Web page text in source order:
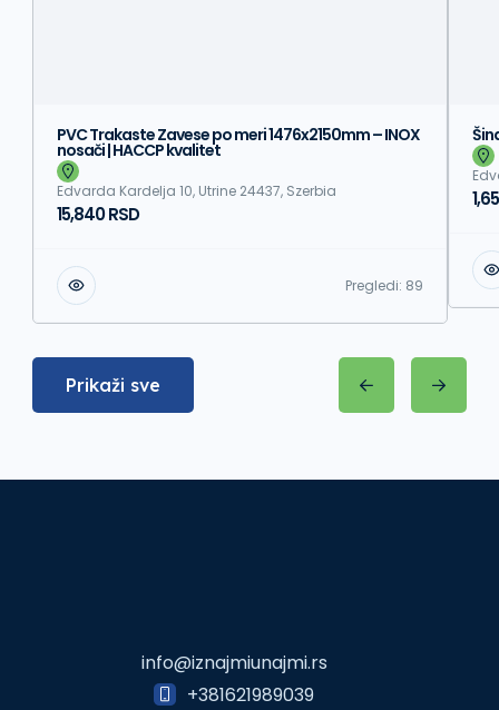
PVC Trakaste Zavese po meri 1476x2150mm – INOX
nosači | HACCP kvalitet
Edvarda Kardelja 10, Utrine 24437, Szerbia
15,840 RSD
Pregledi: 89
Prikaži sve
info@iznajmiunajmi.rs
+381621989039